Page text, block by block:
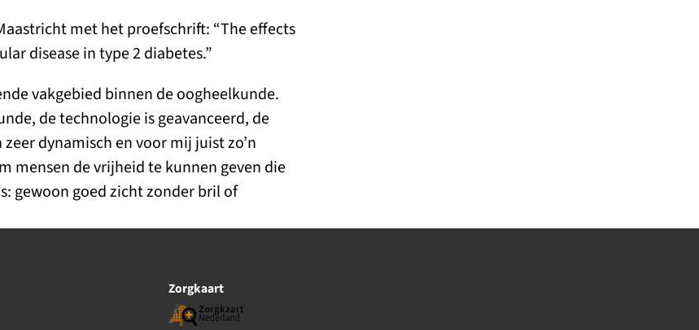
met het proefschrift: “The effects
disease in type 2 diabetes.”
vakgebied binnen de oogheelkunde.
de technologie is geavanceerd, de
dynamisch en voor mij juist zo’n
mensen de vrijheid te kunnen geven die
gewoon goed zicht zonder bril of
Zorgkaart